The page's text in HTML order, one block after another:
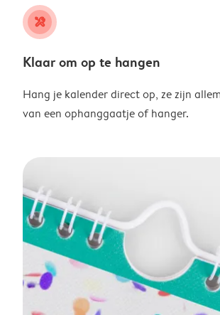
tools
Klaar om op te hangen
Hang je kalender direct op, ze zijn
van een ophanggaatje of hanger.